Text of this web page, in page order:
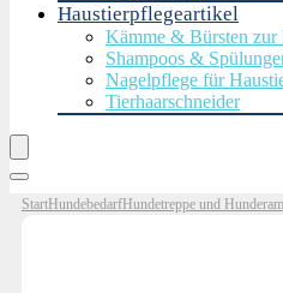
Haustierpflegeartikel
Kämme & Bürsten zur
Shampoos &
Nagelpflege für
Tierhaarschneider
StartHundebedarfHundetreppe und